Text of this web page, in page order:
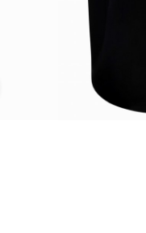
Click pentru a mari